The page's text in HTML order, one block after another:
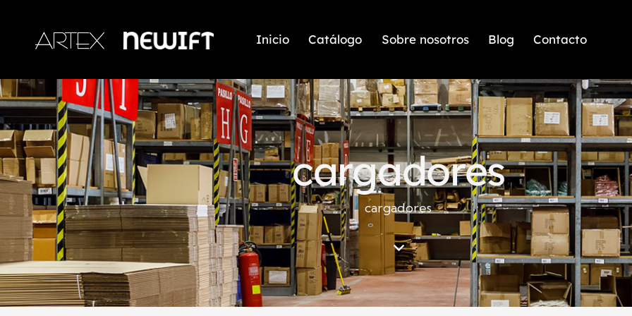
Inicio Catálogo Sobre nosotros Blog Contacto
cargadores
cargadores